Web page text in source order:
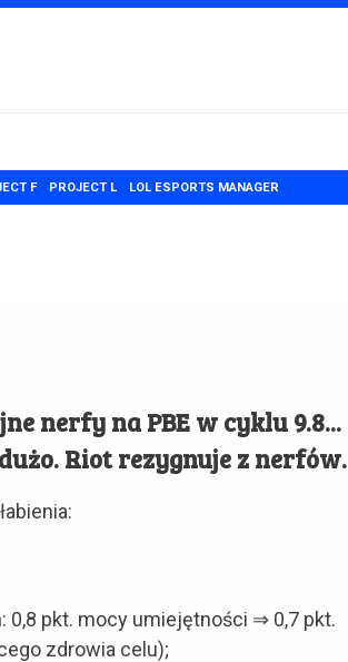
F PROJECT L LOL ESPORTS MANAGER
nerfy na PBE w cyklu 9.8...
Riot rezygnuje z nerfów.
0,8 pkt. mocy umiejętności ⇒ 0,7 pkt.
zdrowia celu);